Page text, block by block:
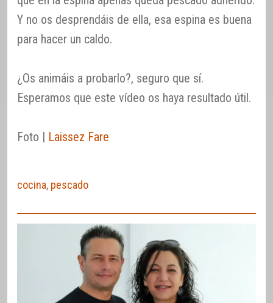
Y no os desprendáis de ella, esa espina es buena
para hacer un caldo.
¿Os animáis a probarlo?, seguro que sí.
Esperamos que este vídeo os haya resultado útil.
Foto | Laissez Fare
cocina, pescado